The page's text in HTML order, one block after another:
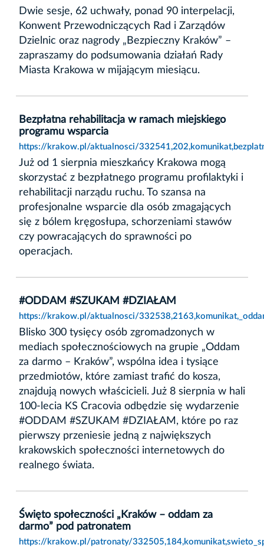
Dwie sesje, 62 uchwały, ponad 90 interpelacji,
Konwent Przewodniczących Rad i Zarządów
Dzielnic oraz nagrody „Bezpieczny Kraków” –
zapraszamy do podsumowania działań Rady
Miasta Krakowa w mijającym miesiącu.
Bezpłatna rehabilitacja w ramach miejskiego
programu wsparcia
https://krakow.pl/aktualnosci/
Już od 1 sierpnia mieszkańcy Krakowa mogą
skorzystać z bezpłatnego programu profilaktyki i
rehabilitacji narządu ruchu. To szansa na
profesjonalne wsparcie dla osób zmagających
się z bólem kręgosłupa, schorzeniami stawów
czy powracających do sprawności po
operacjach.
#ODDAM #SZUKAM #DZIAŁAM
https://krakow.pl/aktualnosci/
Blisko 300 tysięcy osób zgromadzonych w
mediach społecznościowych na grupie „Oddam
za darmo – Kraków”, wspólna idea i tysiące
przedmiotów, które zamiast trafić do kosza,
znajdują nowych właścicieli. Już 8 sierpnia w hali
100-lecia KS Cracovia odbędzie się wydarzenie
#ODDAM #SZUKAM #DZIAŁAM, które po raz
pierwszy przeniesie jedną z największych
krakowskich społeczności internetowych do
realnego świata.
Święto społeczności „Kraków – oddam za
darmo” pod patronatem
https://krakow.pl/patronaty/